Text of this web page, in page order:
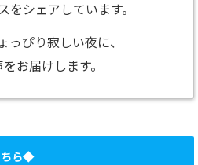
をシェアしています。
っぴり寂しい夜に、
お届けします。
ちら◆